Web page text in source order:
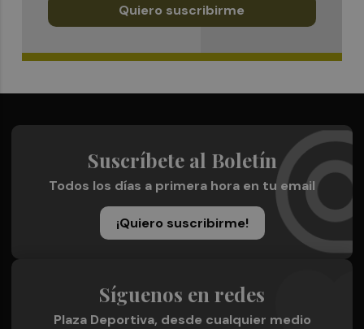
Quiero suscribirme
Suscríbete al Boletín
Todos los días a primera hora en tu email
¡Quiero suscribirme!
Síguenos en redes
Plaza Deportiva, desde cualquier medio